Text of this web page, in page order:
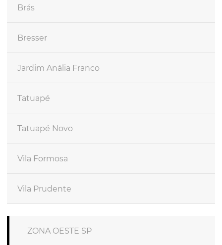
Brás
Bresser
Jardim Anália Franco
Tatuapé
Tatuapé Novo
Vila Formosa
Vila Prudente
ZONA OESTE SP